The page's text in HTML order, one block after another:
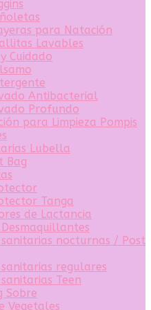
para Natación
Lavables
Cuidado
Antibacterial
Profundo
para Limpieza Pompis
Lubella
Bag
Tanga
de Lactancia
nocturnas / Post
regulares
Teen
Sobre
Vegetales